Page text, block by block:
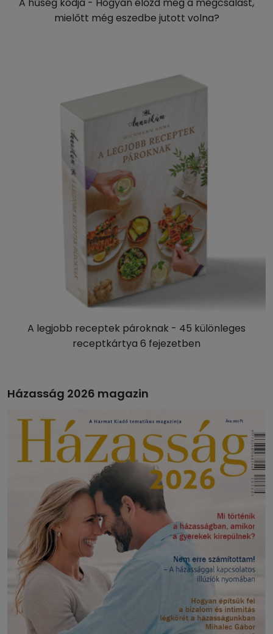
mielőtt még eszedbe jutott volna?
A legjobb receptek pároknak - 45 különleges
receptkártya 6 fejezetben
Házasság 2026 magazin